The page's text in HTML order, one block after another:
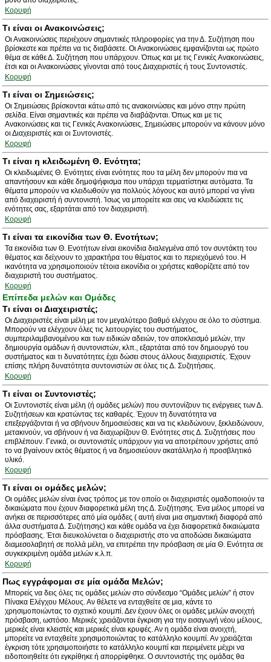
Κορυφή
Τι είναι οι Ανακοινώσεις;
Οι Ανακοινώσεις περιέχουν σημαντικές πληροφορίες για την Δ. Συζήτηση που
βρίσκεστε και πρέπει να τις διαβάσετε. Οι Ανακοινώσεις εμφανίζονται ως πρώτο
θέμα σε κάθε Δ. Συζήτηση που υπάρχουν. Όπως και με τις Γενικές Ανακοινώσεις,
έτσι και οι Ανακοινώσεις γίνονται από τους Διαχειριστές ή τους Συντονιστές.
Κορυφή
Τι είναι οι Σημειώσεις;
Οι Σημειώσεις βρίσκονται κάτω από τις ανακοινώσεις και μόνο στην πρώτη
σελίδα. Είναι σημαντικές και πρέπει να διαβάζονται. Όπως και με τις
Ανακοινώσεις και τις Γενικές Ανακοινώσεις, Σημειώσεις μπορούν να κάνουν μόνο
οι Διαχειριστές και οι Συντονιστές.
Κορυφή
Τι είναι η κλειδωμένη Θ. Ενότητα;
Οι κλειδωμένες Θ. Ενότητες είναι ενότητες που τα μέλη δεν μπορούν πια να
απαντήσουν και κάθε δημοψήφισμα που υπάρχει τερματίστηκε αυτόματα. Τα
θέματα μπορούν να κλειδωθούν για πολλούς λόγους και αυτό μπορεί να γίνει
από διαχειριστή ή συντονιστή. Ίσως να μπορείτε και σεις να κλειδώσετε τις
ενότητες σας, εξαρτάται από τον διαχειριστή.
Κορυφή
Τι είναι τα εικονίδια των Θ. Ενοτήτων;
Τα εικονίδια των Θ. Ενοτήτων είναι εικονίδια διαλεγμένα από τον συντάκτη του
θέματος και δείχνουν το χαρακτήρα του θέματος και το περιεχόμενό του. Η
ικανότητα να χρησιμοποιούν τέτοια εικονίδια οι χρήστες καθορίζετε από τον
διαχειριστή του συστήματος.
Κορυφή
Επίπεδα μελών και Ομάδες
Τι είναι οι Διαχειριστές;
Οι Διαχειριστές είναι μέλη με τον μεγαλύτερο βαθμό ελέγχου σε όλο το σύστημα.
Μπορούν να ελέγχουν όλες τις λειτουργίες του συστήματος,
συμπεριλαμβανομένου και των ειδικών αδειών, τον αποκλεισμό μελών, την
δημιουργία ομάδων ή συντονιστών, κλπ., εξαρτάται από τον δημιουργό του
συστήματος και τι δυνατότητες έχει δώσει στους άλλους διαχειριστές. Έχουν
επίσης πλήρη δυνατότητα συντονιστών σε όλες τις Δ. Συζητήσεις.
Κορυφή
Τι είναι οι Συντονιστές;
Οι Συντονιστές είναι μέλη (ή ομάδες μελών) που συντονίζουν τις ενέργειες των Δ.
Συζητήσεων και κρατώντας τες καθαρές. Έχουν τη δυνατότητα να
επεξεργάζονται ή να σβήνουν δημοσιεύσεις και να τις κλειδώνουν, ξεκλειδώνουν,
μετακινούν, να σβήνουν ή να διαχωρίζουν Θ. Ενότητες στις Δ. Συζητήσεις που
επιβλέπουν. Γενικά, οι συντονιστές υπάρχουν για να αποτρέπουν χρήστες από
το να βγαίνουν εκτός θέματος ή να δημοσιεύουν ακατάλληλο ή προσβλητικό
υλικό.
Κορυφή
Τι είναι οι ομάδες μελών;
Οι ομάδες μελών είναι ένας τρόπος με τον οποίο οι διαχειριστές ομαδοποιούν τα
δικαιώματα που έχουν διαφορετικά μέλη της Δ. Συζήτησης. Ένα μέλος μπορεί να
ανήκει σε περισσότερες από μία ομάδες ( αυτή είναι μια σημαντική διαφορά από
άλλα συστήματα Δ. Συζήτησης) και κάθε ομάδα να έχει διαφορετικά δικαιώματα
πρόσβασης. Έτσι διευκολύνεται ο διαχειριστής στο να αποδώσει δικαιώματα
διαμεσολαβητή σε πολλά μέλη, να επιτρέπει την πρόσβαση σε μία Θ. Ενότητα σε
συγκεκριμένη ομάδα μελών κ.λ.π.
Κορυφή
Πως εγγράφομαι σε μία ομάδα Μελών;
Μπορείς να δεις όλες τις ομάδες μελών στο σύνδεσμο “Ομάδες μελών” ή στον
Πίνακα Ελέγχου Μέλους. Αν θέλετε να ενταχθείτε σε μια, κάντε το
χρησιμοποιώντας το σχετικό κουμπί. Δεν έχουν όλες οι ομάδες μελών ανοιχτή
πρόσβαση, ωστόσο. Μερικές χρειάζονται έγκριση για την εισαγωγή νέου μέλους,
μερικές είναι κλειστές και μερικές είναι κρυφές. Αν η ομάδα είναι ανοιχτή,
μπορείτε να ενταχθείτε χρησιμοποιώντας το κατάλληλο κουμπί. Αν χρειάζεται
έγκριση τότε χρησιμοποιήστε το κατάλληλο κουμπί και περιμένετε μέχρι να
ειδοποιηθείτε ότι εγκρίθηκε ή απορρίφθηκε. Ο συντονιστής της ομάδας θα